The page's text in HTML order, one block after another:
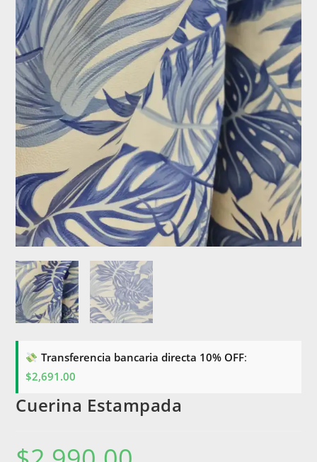
Transferencia bancaria directa 10% OFF:
$2,691.00
Cuerina Estampada